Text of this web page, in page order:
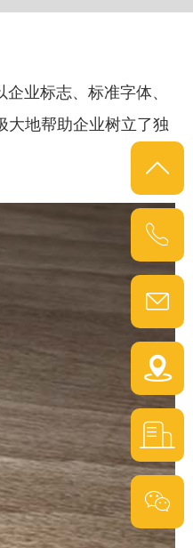
企业标志、标准字体、
大地帮助企业树立了独